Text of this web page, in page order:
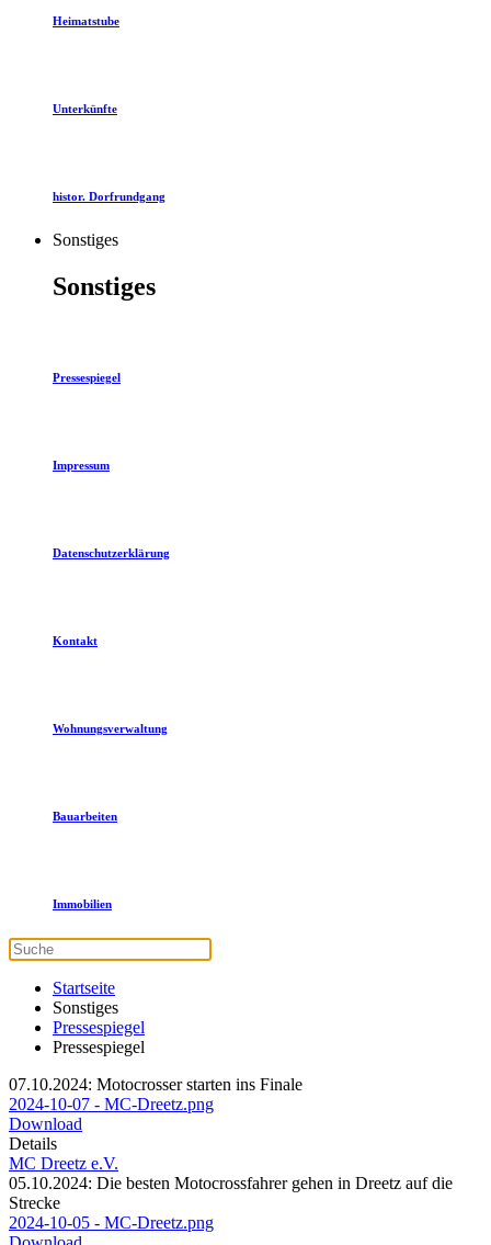
Heimatstube
Unterkünfte
histor. Dorfrundgang
Sonstiges
Sonstiges
Pressespiegel
Impressum
Datenschutzerklärung
Kontakt
Wohnungsverwaltung
Bauarbeiten
Immobilien
Startseite
Sonstiges
Pressespiegel
Pressespiegel
07.10.2024: Motocrosser starten ins Finale
2024-10-07 - MC-Dreetz.png
Download
Details
MC Dreetz e.V.
05.10.2024: Die besten Motocrossfahrer gehen in Dreetz auf die
Strecke
2024-10-05 - MC-Dreetz.png